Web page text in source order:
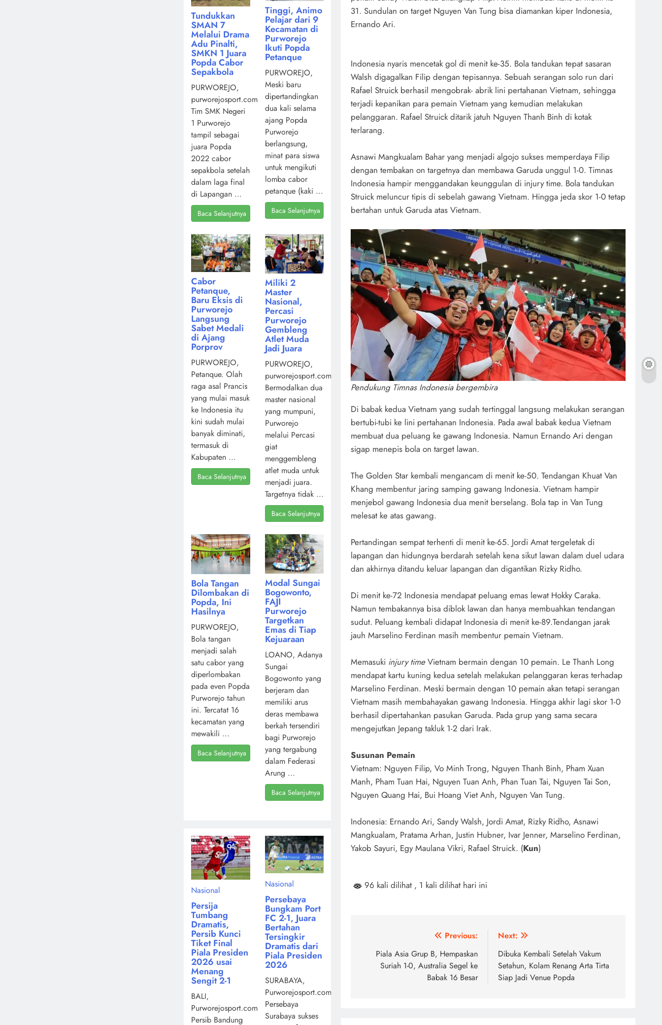
31. Sundulan on target Nguyen Van Tung bisa diamankan kiper Indonesia,
Ernando Ari.
Indonesia nyaris mencetak gol di menit ke-35. Bola tandukan tepat sasaran
Walsh digagalkan Filip dengan tepisannya. Sebuah serangan solo run dari
Rafael Struick berhasil mengobrak- abrik lini pertahanan Vietnam, sehingga
terjadi kepanikan para pemain Vietnam yang kemudian melakukan
pelanggaran. Rafael Struick ditarik jatuh Nguyen Thanh Binh di kotak
terlarang.
Asnawi Mangkualam Bahar yang menjadi algojo sukses memperdaya Filip
dengan tembakan on targetnya dan membawa Garuda unggul 1-0. Timnas
Indonesia hampir menggandakan keunggulan di injury time. Bola tandukan
Struick meluncur tipis di sebelah gawang Vietnam. Hingga jeda skor 1-0 tetap
bertahan untuk Garuda atas Vietnam.
Pendukung Timnas Indonesia bergembira
Di babak kedua Vietnam yang sudah tertinggal langsung melakukan serangan
bertubi-tubi ke lini pertahanan Indonesia. Pada awal babak kedua Vietnam
membuat dua peluang ke gawang Indonesia. Namun Ernando Ari dengan
sigap menepis bola on target lawan.
The Golden Star kembali mengancam di menit ke-50. Tendangan Khuat Van
Khang membentur jaring samping gawang Indonesia. Vietnam hampir
menjebol gawang Indonesia dua menit berselang. Bola tap in Van Tung
melesat ke atas gawang.
Pertandingan sempat terhenti di menit ke-65. Jordi Amat tergeletak di
lapangan dan hidungnya berdarah setelah kena sikut lawan dalam duel udara
dan akhirnya ditandu keluar lapangan dan digantikan Rizky Ridho.
Di menit ke-72 Indonesia mendapat peluang emas lewat Hokky Caraka.
Namun tembakannya bisa diblok lawan dan hanya membuahkan tendangan
sudut. Peluang kembali didapat Indonesia di menit ke-89.Tendangan jarak
jauh Marselino Ferdinan masih membentur pemain Vietnam.
Memasuki injury timeVietnam bermain dengan 10 pemain. Le Thanh Long
mendapat kartu kuning kedua setelah melakukan pelanggaran keras terhadap
Marselino Ferdinan. Meski bermain dengan 10 pemain akan tetapi serangan
Vietnam masih membahayakan gawang Indonesia. Hingga akhir lagi skor 1-0
berhasil dipertahankan pasukan Garuda. Pada grup yang sama secara
mengejutkan Jepang takluk 1-2 dari Irak.
Susunan Pemain
Vietnam: Nguyen Filip, Vo Minh Trong, Nguyen Thanh Binh, Pham Xuan
Manh, Pham Tuan Hai, Nguyen Tuan Anh, Phan Tuan Tai, Nguyen Tai Son,
Nguyen Quang Hai, Bui Hoang Viet Anh, Nguyen Van Tung.
Indonesia: Ernando Ari, Sandy Walsh, Jordi Amat, Rizky Ridho, Asnawi
Mangkualam, Pratama Arhan, Justin Hubner, Ivar Jenner, Marselino Ferdinan,
Yakob Sayuri, Egy Maulana Vikri, Rafael Struick. (Kun)
96 kali dilihat , 1 kali dilihat hari ini
pos
Previous:
Piala Asia Grup B, Hempaskan
Suriah 1-0, Australia Segel ke
Babak 16 Besar
Next:
Dibuka Kembali Setelah Vakum
Setahun, Kolam Renang Arta Tirta
Siap Jadi Venue Popda
Tundukkan
SMAN 7
Melalui Drama
Adu Pinalti,
SMKN 1 Juara
Popda Cabor
Sepakbola
PURWOREJO,
purworejosport.com,
Tim SMK Negeri
1 Purworejo
tampil sebagai
juara Popda
2022 cabor
sepakbola setelah
dalam laga final
di Lapangan ...
Baca Selanjutnya
Tinggi, Animo
Pelajar dari 9
Kecamatan di
Purworejo
Ikuti Popda
Petanque
PURWOREJO,
Meski baru
dipertandingkan
dua kali selama
ajang Popda
Purworejo
berlangsung,
minat para siswa
untuk mengikuti
lomba cabor
petanque (kaki ...
Baca Selanjutnya
Cabor
Petanque,
Baru Eksis di
Purworejo
Langsung
Sabet Medali
di Ajang
Porprov
PURWOREJO,
Petanque. Olah
raga asal Prancis
yang mulai masuk
ke Indonesia itu
kini sudah mulai
banyak diminati,
termasuk di
Kabupaten ...
Baca Selanjutnya
Miliki 2
Master
Nasional,
Percasi
Purworejo
Gembleng
Atlet Muda
Jadi Juara
PURWOREJO,
purworejosport.com,
Bermodalkan dua
master nasional
yang mumpuni,
Purworejo
melalui Percasi
giat
menggembleng
atlet muda untuk
menjadi juara.
Targetnya tidak ...
Baca Selanjutnya
Bola Tangan
Dilombakan di
Popda, Ini
Hasilnya
PURWOREJO,
Bola tangan
menjadi salah
satu cabor yang
diperlombakan
pada even Popda
Purworejo tahun
ini. Tercatat 16
kecamatan yang
mewakili ...
Baca Selanjutnya
Modal Sungai
Bogowonto,
FAJI
Purworejo
Targetkan
Emas di Tiap
Kejuaraan
LOANO, Adanya
Sungai
Bogowonto yang
berjeram dan
memiliki arus
deras membawa
berkah tersendiri
bagi Purworejo
yang tergabung
dalam Federasi
Arung ...
Baca Selanjutnya
Nasional
Persija
Tumbang
Dramatis,
Persib Kunci
Tiket Final
Piala Presiden
2026 usai
Menang
Sengit 2-1
BALI,
Purworejosport.com,
Persib Bandung
Nasional
Persebaya
Bungkam Port
FC 2-1, Juara
Bertahan
Tersingkir
Dramatis dari
Piala Presiden
2026
SURABAYA,
Purworejosport.com,
Persebaya
Surabaya sukses